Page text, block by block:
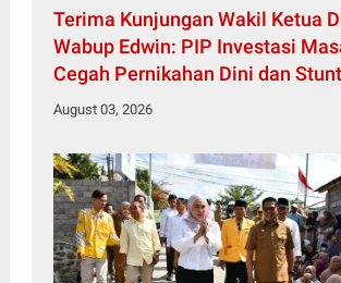
Terima Kunjungan Wakil Ketua
Wabup Edwin: PIP Investasi
Cegah Pernikahan Dini dan
August 03, 2026